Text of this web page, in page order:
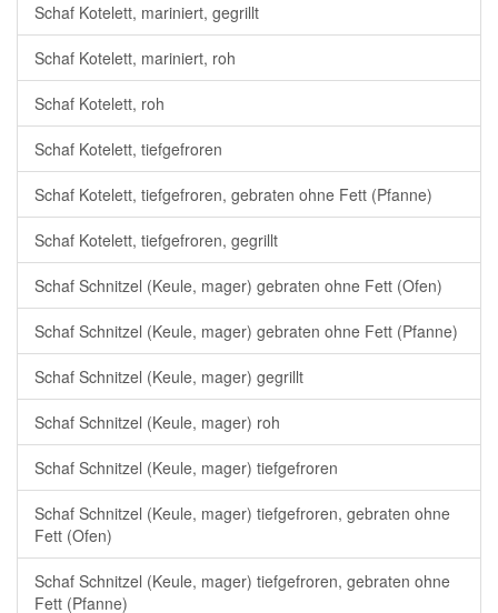
Schaf Kotelett, mariniert, gegrillt
Schaf Kotelett, mariniert, roh
Schaf Kotelett, roh
Schaf Kotelett, tiefgefroren
Schaf Kotelett, tiefgefroren, gebraten ohne Fett (Pfanne)
Schaf Kotelett, tiefgefroren, gegrillt
Schaf Schnitzel (Keule, mager) gebraten ohne Fett (Ofen)
Schaf Schnitzel (Keule, mager) gebraten ohne Fett (Pfanne)
Schaf Schnitzel (Keule, mager) gegrillt
Schaf Schnitzel (Keule, mager) roh
Schaf Schnitzel (Keule, mager) tiefgefroren
Schaf Schnitzel (Keule, mager) tiefgefroren, gebraten ohne
Fett (Ofen)
Schaf Schnitzel (Keule, mager) tiefgefroren, gebraten ohne
Fett (Pfanne)